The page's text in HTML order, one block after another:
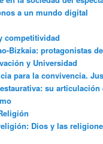
a un mundo digital
competitividad
Bizkaia: protagonistas
y Universidad
para la convivencia.
su
Dios y las